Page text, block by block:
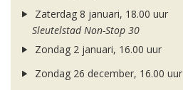
Zaterdag 8 januari, 18.00 uur
Sleutelstad Non-Stop 30
Zondag 2 januari, 16.00 uur
Zondag 26 december, 16.00 uur